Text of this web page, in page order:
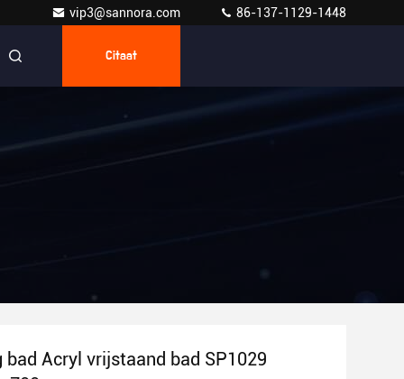
vip3@sannora.com 86-137-1129-1448
Citaat
bad Acryl vrijstaand bad SP1029